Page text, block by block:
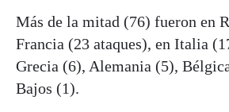
Más de la mitad (76) fueron en
Francia (23 ataques), en Italia
Grecia (6), Alemania (5),
Bajos (1).